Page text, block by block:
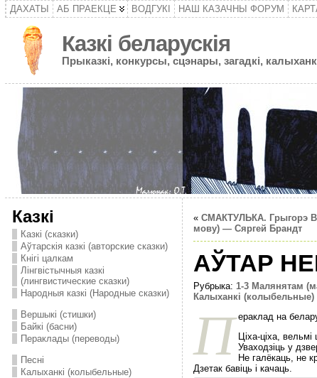
ДАХАТЫ АБ ПРАЕКЦЕ ВОДГУКІ НАШ КАЗАЧНЫ ФОРУМ
Казкі беларускія
Прыказкі, конкурсы, сцэнары, загадкі,
Казкі
Казкі (сказки)
Аўтарскія казкі (авторские сказки)
Кнігі цалкам
Лінгвістычныя казкі
(лингвистические сказки)
Народныя казкі (Народные сказки)
Вершыкі (стишки)
Байкі (басни)
Пераклады (переводы)
Песні
Калыханкі (колыбельные)
« СМАКТУЛЬКА. Грыгорэ
мову) — Сяргей Брандт
АЎТАР
Рубрыка: 1-3 Малянятам
Калыханкі (колыбельные)|
П ераклад на
Цiха-цiха, вельмi
Уваходзiць у
Не галёкаць, не
Дзетак бавiць i качаць.